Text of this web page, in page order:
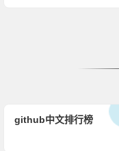
github中文排行榜